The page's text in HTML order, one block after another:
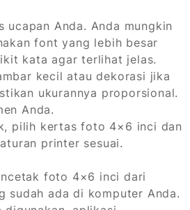
ucapan Anda. Anda mungkin
font yang lebih besar
kata agar terlihat jelas.
kecil atau dekorasi jika
ukurannya proporsional.
Anda.
pilih kertas foto 4×6 inci dan
printer sesuai.
foto 4×6 inci dari
sudah ada di komputer Anda.